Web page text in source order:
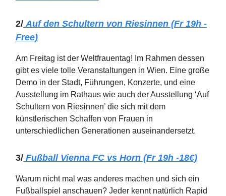
2/ Auf den Schultern von Riesinnen (Fr 19h -
Free)
Am Freitag ist der Weltfrauentag! Im Rahmen dessen
gibt es viele tolle Veranstaltungen in Wien. Eine große
Demo in der Stadt, Führungen, Konzerte, und eine
Ausstellung im Rathaus wie auch der Ausstellung ‘Auf
Schultern von Riesinnen’ die sich mit dem
künstlerischen Schaffen von Frauen in
unterschiedlichen Generationen auseinandersetzt.
3/ Fußball Vienna FC vs Horn (Fr 19h -18€)
Warum nicht mal was anderes machen und sich ein
Fußballspiel anschauen? Jeder kennt natürlich Rapid